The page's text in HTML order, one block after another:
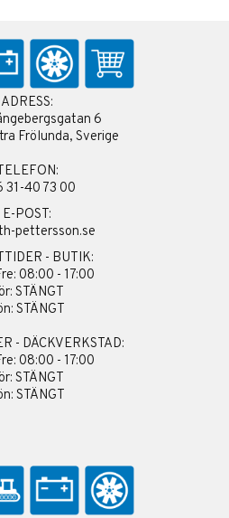
ADRESS:
6
Frölunda, Sverige
31-40 73 00
E-POST:
pettersson.se
- BUTIK:
08:00 - 17:00
STÄNGT
STÄNGT
- DÄCKVERKSTAD:
08:00 - 17:00
STÄNGT
STÄNGT